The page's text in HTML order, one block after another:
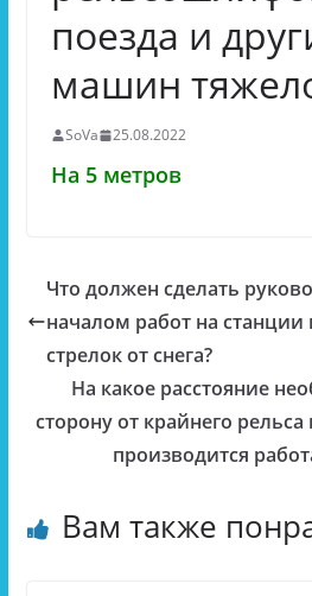
поезда и
машин
SoVa 25.08.2022
На 5 метров
Что должен сделать
началом работ на станции
стрелок от снега?
На какое расстояние
сторону от крайнего
производится
Вам также